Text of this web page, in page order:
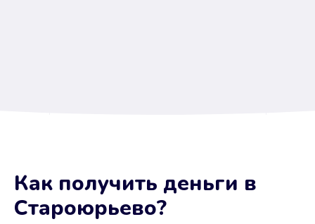
Не потребовались справки, залоги
и поручители. Папа вам доверяет.
Как получить деньги в
Староюрьево?